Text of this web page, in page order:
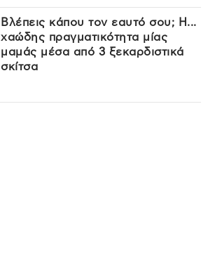
Βλέπεις κάπου τον εαυτό σου; Η...
χαώδης πραγματικότητα μίας
μαμάς μέσα από 3 ξεκαρδιστικά
σκίτσα